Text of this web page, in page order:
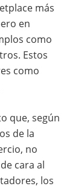
más
en
como
Estos
como
que, según
de la
no
cara al
los